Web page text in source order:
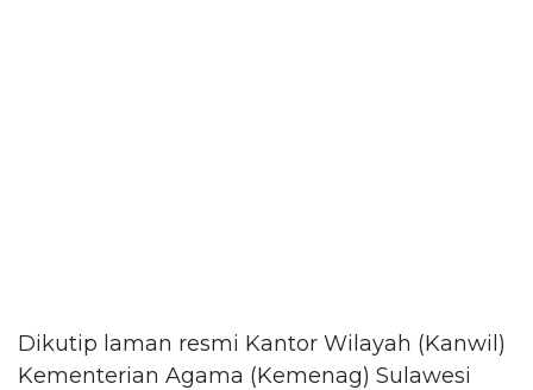
Dikutip laman resmi Kantor Wilayah (Kanwil)
Kementerian Agama (Kemenag) Sulawesi